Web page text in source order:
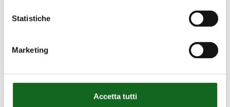
Statistiche
Marketing
Accetta tutti